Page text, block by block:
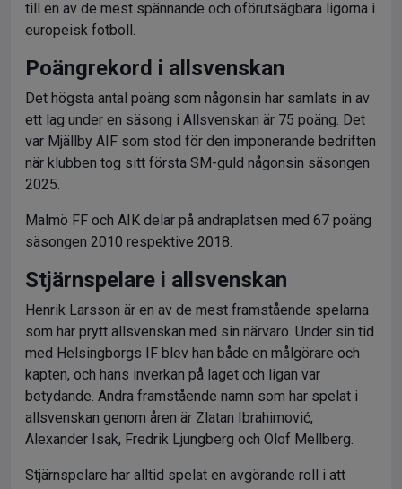
till en av de mest spännande och oförutsägbara ligorna i
europeisk fotboll.
Poängrekord i allsvenskan
Det högsta antal poäng som någonsin har samlats in av
ett lag under en säsong i Allsvenskan är 75 poäng. Det
var Mjällby AIF som stod för den imponerande bedriften
när klubben tog sitt första SM-guld någonsin säsongen
2025.
Malmö FF och AIK delar på andraplatsen med 67 poäng
säsongen 2010 respektive 2018.
Stjärnspelare i allsvenskan
Henrik Larsson är en av de mest framstående spelarna
som har prytt allsvenskan med sin närvaro. Under sin tid
med Helsingborgs IF blev han både en målgörare och
kapten, och hans inverkan på laget och ligan var
betydande. Andra framstående namn som har spelat i
allsvenskan genom åren är Zlatan Ibrahimović,
Alexander Isak, Fredrik Ljungberg och Olof Mellberg.
Stjärnspelare har alltid spelat en avgörande roll i att